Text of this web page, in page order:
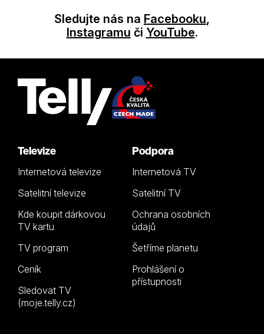
Sledujte nás na Facebooku,
Instagramu či YouTube.
Televize
Internetová televize
Satelitní televize
Kde koupit dárkovou
TV kartu
TV program
Ceník
Sledovat TV
(moje.telly.cz)
Podpora
Internetová TV
Satelitní TV
Ochrana osobních
údajů
Šetříme planetu
Prohlášení o
přístupnosti